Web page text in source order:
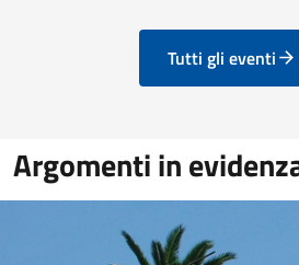
Tutti gli eventi
Argomenti in